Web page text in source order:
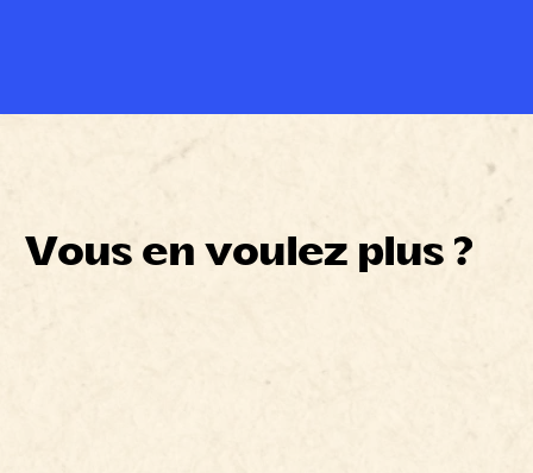
Vous en voulez plus ?